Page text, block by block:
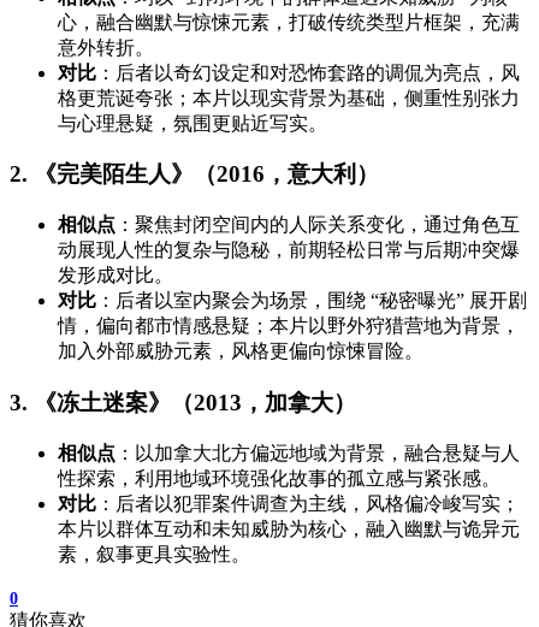
心，融合幽默与惊悚元素，打破传统类型片框架，充满
意外转折。
对比 ：后者以奇幻设定和对恐怖套路的调侃为亮点，风
格更荒诞夸张；本片以现实背景为基础，侧重性别张力
与心理悬疑，氛围更贴近写实。
2. 《完美陌生人》（2016，意大利）
相似点 ：聚焦封闭空间内的人际关系变化，通过角色互
动展现人性的复杂与隐秘，前期轻松日常与后期冲突爆
发形成对比。
对比 ：后者以室内聚会为场景，围绕 “秘密曝光” 展开剧
情，偏向都市情感悬疑；本片以野外狩猎营地为背景，
加入外部威胁元素，风格更偏向惊悚冒险。
3. 《冻土迷案》（2013，加拿大）
相似点 ：以加拿大北方偏远地域为背景，融合悬疑与人
性探索，利用地域环境强化故事的孤立感与紧张感。
对比 ：后者以犯罪案件调查为主线，风格偏冷峻写实；
本片以群体互动和未知威胁为核心，融入幽默与诡异元
素，叙事更具实验性。
0
猜你喜欢